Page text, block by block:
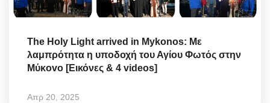
The Holy Light arrived in Mykonos: Με
λαμπρότητα η υποδοχή τoυ Αγίoυ Φωτός στην
Mύκovo [Εικόνες & 4 videos]
Απρ 20, 2025